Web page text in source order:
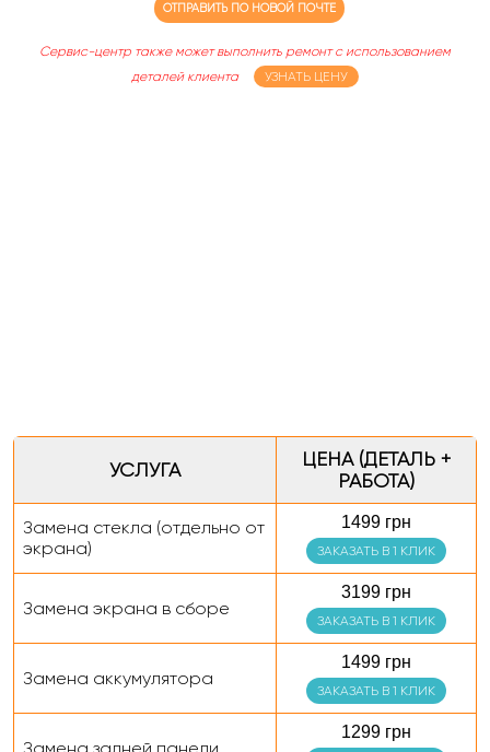
ОТПРАВИТЬ ПО НОВОЙ ПОЧТЕ
Сервис-центр также может выполнить ремонт с использованием
деталей клиента
УЗНАТЬ ЦЕНУ
УСЛУГА
ЦЕНА (ДЕТАЛЬ +
РАБОТА)
Замена стекла (отдельно от
экрана)
1499 грн
ЗАКАЗАТЬ В 1 КЛИК
Замена экрана в сборе
3199 грн
ЗАКАЗАТЬ В 1 КЛИК
Замена аккумулятора
1499 грн
ЗАКАЗАТЬ В 1 КЛИК
1299 грн